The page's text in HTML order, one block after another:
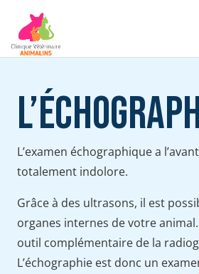
L’examen échographique a
totalement indolore.
Grâce à des ultrasons, il est
organes internes de votre
outil complémentaire de la
L’échographie est donc un